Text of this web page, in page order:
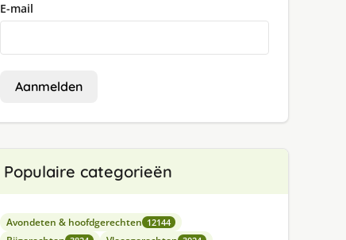
E-mail
Aanmelden
Populaire categorieën
Avondeten & hoofdgerechten 12144